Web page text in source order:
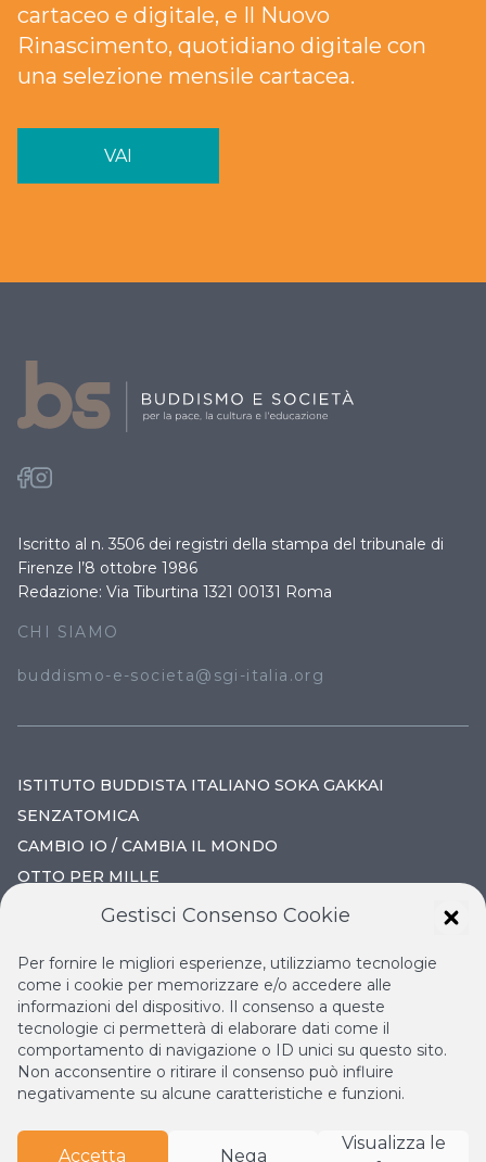
cartaceo e digitale, e Il Nuovo
Rinascimento, quotidiano digitale con
una selezione mensile cartacea.
VAI
Iscritto al n. 3506 dei registri della stampa del tribunale di
Firenze l’8 ottobre 1986
Redazione: Via Tiburtina 1321 00131 Roma
CHI SIAMO
buddismo-e-societa@sgi-italia.org
ISTITUTO BUDDISTA ITALIANO SOKA GAKKAI
SENZATOMICA
CAMBIO IO / CAMBIA IL MONDO
OTTO PER MILLE
IL VOLO CONTINUO
LA BIBLIOTECA DI NICHIREN
ESPERIA
Gestisci Consenso Cookie
Per fornire le migliori esperienze, utilizziamo tecnologie
come i cookie per memorizzare e/o accedere alle
informazioni del dispositivo. Il consenso a queste
tecnologie ci permetterà di elaborare dati come il
comportamento di navigazione o ID unici su questo sito.
Non acconsentire o ritirare il consenso può influire
negativamente su alcune caratteristiche e funzioni.
Accetta Nega
Visualizza le